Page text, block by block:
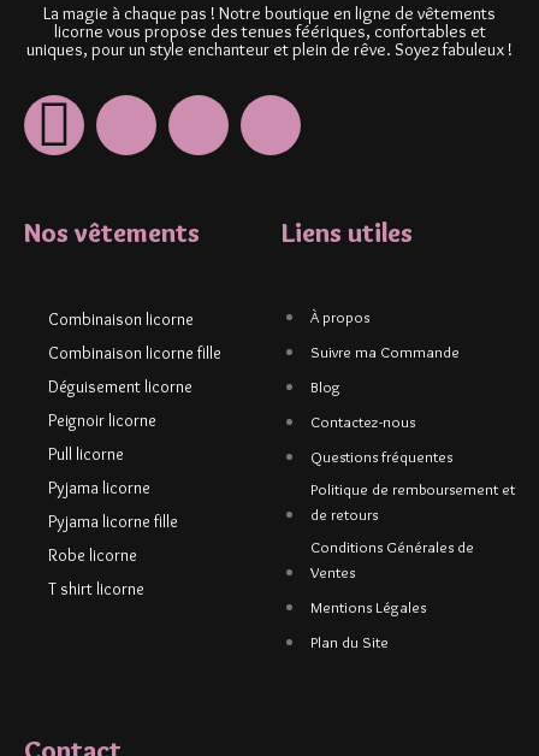
La magie à chaque pas ! Notre boutique en ligne de vêtements
licorne vous propose des tenues féériques, confortables et
uniques, pour un style enchanteur et plein de rêve. Soyez fabuleux !
Nos vêtements
Combinaison licorne
Combinaison licorne fille
Déguisement licorne
Peignoir licorne
Pull licorne
Pyjama licorne
Pyjama licorne fille
Robe licorne
T shirt licorne
Liens utiles
À propos
Suivre ma Commande
Blog
Contactez-nous
Questions fréquentes
Politique de remboursement et
de retours
Conditions Générales de
Ventes
Mentions Légales
Plan du Site